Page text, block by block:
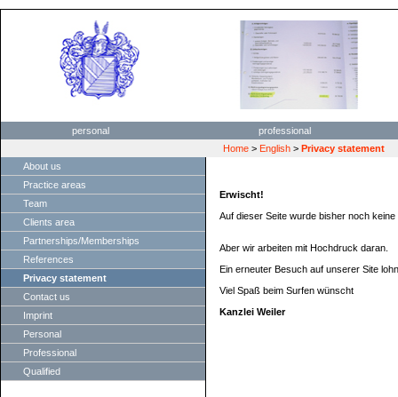
personal
professional
Home > English > Privacy statement
About us
Practice areas
Team
Clients area
Partnerships/Memberships
References
Privacy statement
Contact us
Imprint
Personal
Professional
Qualified
Erwischt!
Auf dieser Seite wurde bisher noch keine
Aber wir arbeiten mit Hochdruck daran.
Ein erneuter Besuch auf unserer Site
Viel Spaß beim Surfen wünscht
Kanzlei Weiler